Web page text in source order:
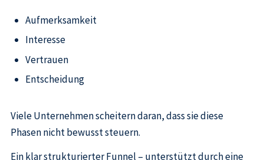
Aufmerksamkeit
Interesse
Vertrauen
Entscheidung
Viele Unternehmen scheitern daran, dass sie diese
Phasen nicht bewusst steuern.
Ein klar strukturierter Funnel – unterstützt durch eine